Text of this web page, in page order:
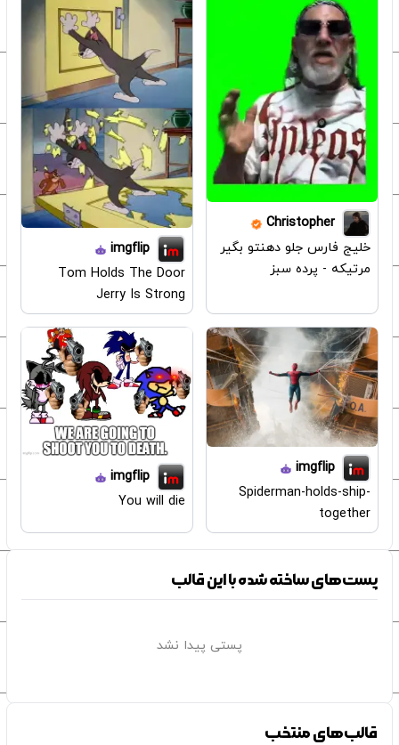
Christopher
خلیج فارس جلو دهنتو بگیر
مرتیکه - پرده سبز
imgflip
Tom Holds The Door
Jerry Is Strong
imgflip
Spiderman-holds-ship-
together
imgflip
You will die
پست‌های ساخته شده با این قالب
پستی پیدا نشد
قالب‌های منتخب